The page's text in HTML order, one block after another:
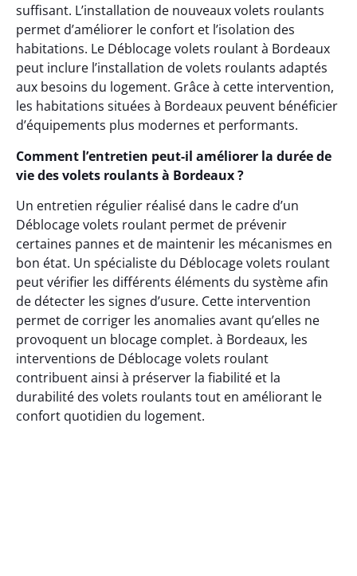
suffisant. L’installation de nouveaux volets roulants
permet d’améliorer le confort et l’isolation des
habitations. Le Déblocage volets roulant à Bordeaux
peut inclure l’installation de volets roulants adaptés
aux besoins du logement. Grâce à cette intervention,
les habitations situées à Bordeaux peuvent bénéficier
d’équipements plus modernes et performants.
Comment l’entretien peut-il améliorer la durée de
vie des volets roulants à Bordeaux ?
Un entretien régulier réalisé dans le cadre d’un
Déblocage volets roulant permet de prévenir
certaines pannes et de maintenir les mécanismes en
bon état. Un spécialiste du Déblocage volets roulant
peut vérifier les différents éléments du système afin
de détecter les signes d’usure. Cette intervention
permet de corriger les anomalies avant qu’elles ne
provoquent un blocage complet. à Bordeaux, les
interventions de Déblocage volets roulant
contribuent ainsi à préserver la fiabilité et la
durabilité des volets roulants tout en améliorant le
confort quotidien du logement.